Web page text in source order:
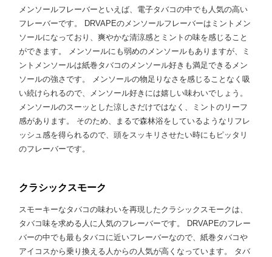
メンソールフレーバーといえば、電子タバコの中でも人気の高い
フレーバーです。 DRVAPEのメンソールフレーバーはミントメン
ソールになっており、爽やかな清涼感とミントの味を感じること
ができます。 メンソールにも弱めのメンソールもありますが、ミ
ントメンソールは紙巻タバコのメンソール好きも満足できるメン
ソールの強さです。 メンソールの物足りなさを感じることなく吸
い続けられるので、メンソール好きには嬉しい味わいでしょう。
メンソールのスーッとした涼しさだけではなく、ミントのリーフ
感があります。 そのため、まるで森林浴をしているようなリフレ
ッシュ感を得られるので、頭をスッキリさせたい時にもピッタリ
のフレーバーです。
クラシックスモーク
スモーキーなタバコの味わいを再現したクラシックスモークは、
タバコ味を求める人に人気のフレーバーです。 DRVAPEのフレー
バーの中でも最もタバコに近いフレーバーなので、紙巻タバコや
アイコスから乗り換える人からの人気が高くなっています。 タバ